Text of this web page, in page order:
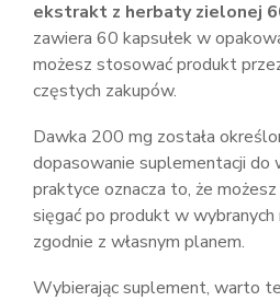
ekstrakt z herbaty zielonej
zawiera 60 kapsułek w
możesz stosować produkt
częstych zakupów.
Dawka 200 mg została
dopasowanie suplementacji do
praktyce oznacza to, że
sięgać po produkt w wybranych
zgodnie z własnym planem.
Wybierając suplement, warto